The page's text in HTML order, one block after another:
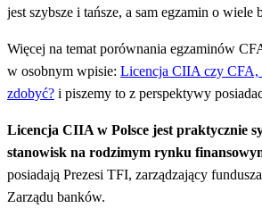
jest szybsze i tańsze, a sam egzamin o wiele
Więcej na temat porównania egzaminów
w osobnym wpisie: Licencja CIIA czy
zdobyć? i piszemy to z perspektywy
Licencja CIIA w Polsce jest praktycznie
stanowisk na rodzimym rynku
posiadają Prezesi TFI, zarządzający
Zarządu banków.